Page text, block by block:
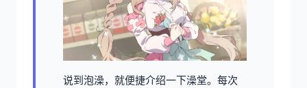
说到泡澡，就便捷介绍一下澡堂。每次